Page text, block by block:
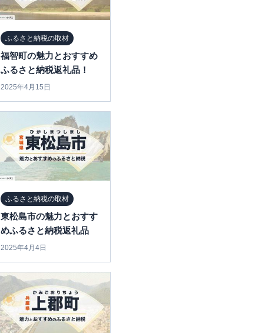
ふるさと納税の取材
福智町の魅力とおすすめ
ふるさと納税返礼品！
2025年4月15日
ふるさと納税の取材
東松島市の魅力とおすす
めふるさと納税返礼品
2025年4月4日